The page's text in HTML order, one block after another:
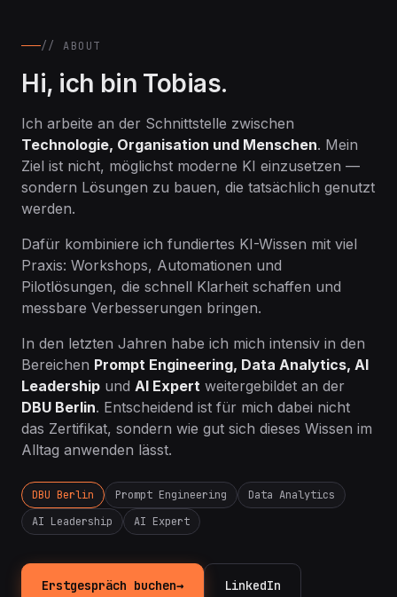
Hi, ich bin Tobias.
Ich arbeite an der Schnittstelle zwischen
Technologie, Organisation und Menschen. Mein
Ziel ist nicht, möglichst moderne KI einzusetzen —
sondern Lösungen zu bauen, die tatsächlich genutzt
Dafür kombiniere ich fundiertes KI-Wissen mit viel
Praxis: Workshops, Automationen und
Pilotlösungen, die schnell Klarheit schaffen und
In den letzten Jahren habe ich mich intensiv in den
BereichenPrompt Engineering, Data Analytics, AI
Leadership undAI Expertweitergebildet an der
DBU Berlin. Entscheidend ist für mich dabei nicht
das Zertifikat, sondern wie gut sich dieses Wissen im
DBU Berlin Prompt Engineering